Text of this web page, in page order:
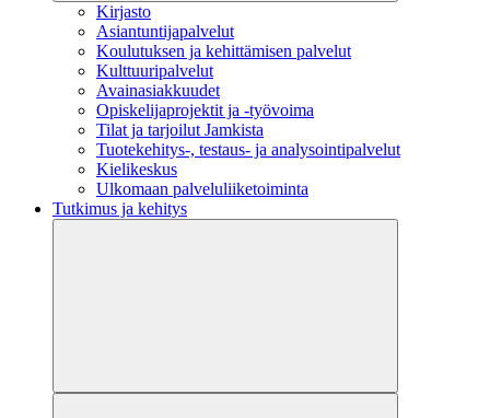
Kirjasto
Asiantuntijapalvelut
Koulutuksen ja kehittämisen palvelut
Kulttuuripalvelut
Avainasiakkuudet
Opiskelijaprojektit​ ja -työvoima
Tilat ja tarjoilut Jamkista
Tuotekehitys-, testaus- ja analysointipalvelut
Kielikeskus
Ulkomaan palveluliiketoiminta
Tutkimus ja kehitys